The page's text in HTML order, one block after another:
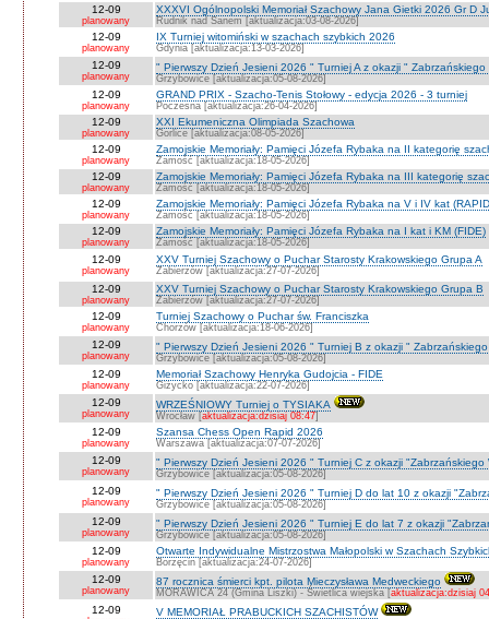
12-09
planowany
XXXVI Ogólnopolski Memoriał Szachowy Jana Gietki 2026 Gr D
Rudnik nad Sanem [aktualizacja:03-08-2026]
12-09
planowany
IX Turniej witomiński w szachach szybkich 2026
Gdynia [aktualizacja:13-03-2026]
12-09
planowany
" Pierwszy Dzień Jesieni 2026 " Turniej A z okazji " Zabrzańskiego
Grzybowice [aktualizacja:05-08-2026]
12-09
planowany
GRAND PRIX - Szacho-Tenis Stołowy - edycja 2026 - 3 turniej
Poczesna [aktualizacja:26-04-2026]
12-09
planowany
XXI Ekumeniczna Olimpiada Szachowa
Gorlice [aktualizacja:08-05-2026]
12-09
planowany
Zamojskie Memoriały: Pamięci Józefa Rybaka na II kategorię
Zamość [aktualizacja:18-05-2026]
12-09
planowany
Zamojskie Memoriały: Pamięci Józefa Rybaka na III kategorię
Zamość [aktualizacja:18-05-2026]
12-09
planowany
Zamojskie Memoriały: Pamięci Józefa Rybaka na V i IV kat
Zamość [aktualizacja:18-05-2026]
12-09
planowany
Zamojskie Memoriały: Pamięci Józefa Rybaka na I kat i KM (FIDE)
Zamość [aktualizacja:18-05-2026]
12-09
planowany
XXV Turniej Szachowy o Puchar Starosty Krakowskiego Grupa A
Zabierzów [aktualizacja:27-07-2026]
12-09
planowany
XXV Turniej Szachowy o Puchar Starosty Krakowskiego Grupa B
Zabierzów [aktualizacja:27-07-2026]
12-09
planowany
Turniej Szachowy o Puchar św. Franciszka
Chorzów [aktualizacja:18-06-2026]
12-09
planowany
" Pierwszy Dzień Jesieni 2026 " Turniej B z okazji "
Grzybowice [aktualizacja:05-08-2026]
12-09
planowany
Memoriał Szachowy Henryka Gudojcia - FIDE
Giżycko [aktualizacja:22-07-2026]
12-09
planowany
WRZEŚNIOWY Turniej o TYSIAKA
Wrocław [aktualizacja:dzisiaj 08:47]
12-09
planowany
Szansa Chess Open Rapid 2026
Warszawa [aktualizacja:07-07-2026]
12-09
planowany
" Pierwszy Dzień Jesieni 2026 " Turniej C z okazji "Zabrzańskiego
Grzybowice [aktualizacja:05-08-2026]
12-09
planowany
" Pierwszy Dzień Jesieni 2026 " Turniej D do lat 10 z okazji
Grzybowice [aktualizacja:05-08-2026]
12-09
planowany
" Pierwszy Dzień Jesieni 2026 " Turniej E do lat 7 z okazji
Grzybowice [aktualizacja:05-08-2026]
12-09
planowany
Otwarte Indywidualne Mistrzostwa Małopolski w Szachach
Borzęcin [aktualizacja:24-07-2026]
12-09
planowany
87 rocznica śmierci kpt. pilota Mieczysława Medweckiego
MORAWICA 24 (Gmina Liszki) - Świetlica wiejska [aktualizacja:dzisiaj
12-09 V MEMORIAŁ PRABUCKICH SZACHISTÓW